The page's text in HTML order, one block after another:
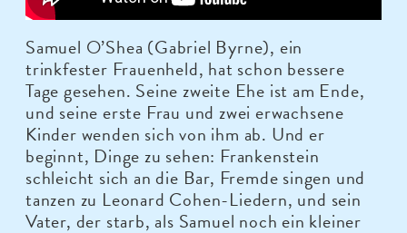
Samuel O’Shea (Gabriel Byrne), ein
trinkfester Frauenheld, hat schon bessere
Tage gesehen. Seine zweite Ehe ist am Ende,
und seine erste Frau und zwei erwachsene
Kinder wenden sich von ihm ab. Und er
beginnt, Dinge zu sehen: Frankenstein
schleicht sich an die Bar, Fremde singen und
tanzen zu Leonard Cohen-Liedern, und sein
Vater, der starb, als Samuel noch ein kleiner